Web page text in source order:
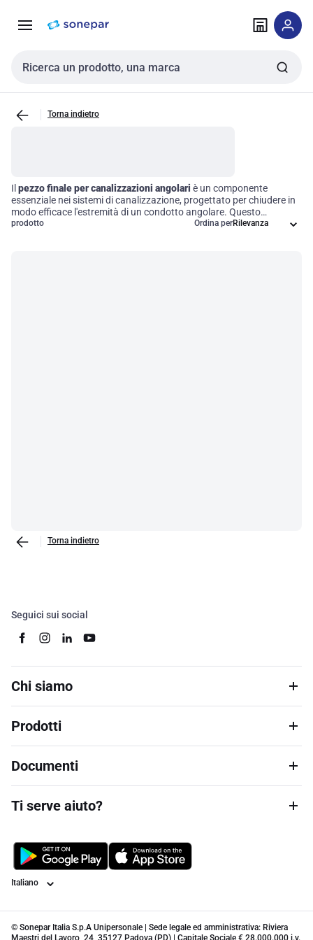
navigazione alla
Cerca input
Torna indietro
Il pezzo finale per canalizzazioni angolari è un componente
essenziale nei sistemi di canalizzazione, progettato per chiudere in
modo efficace l'estremità di un condotto angolare. Questo
accessorio garantisce una chiusura ordinata e funzionale,
prodotto Ordina per
Torna indietro
Seguici sui social
Chi siamo
Prodotti
Documenti
Ti serve aiuto?
Lingua
© Sonepar Italia S.p.A Unipersonale | Sede legale ed amministrativa: Riviera
Maestri del Lavoro, 24, 35127 Padova (PD) | Capitale Sociale € 28.000.000 i.v.